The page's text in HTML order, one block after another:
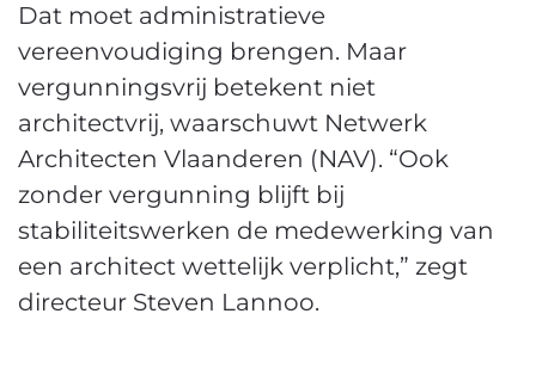
Dat moet administratieve
vereenvoudiging brengen. Maar
vergunningsvrij betekent niet
architectvrij, waarschuwt Netwerk
Architecten Vlaanderen (NAV). “Ook
zonder vergunning blijft bij
stabiliteitswerken de medewerking van
een architect wettelijk verplicht,” zegt
directeur Steven Lannoo.